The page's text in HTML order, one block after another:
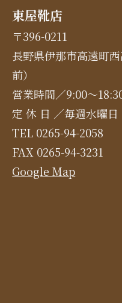
東屋靴店
〒396-0211
長野県伊那市高遠町
前）
営業時間／9:00～
定 休 日 ／毎週水曜日
TEL 0265-94-2058
FAX 0265-94-3231
Google Map